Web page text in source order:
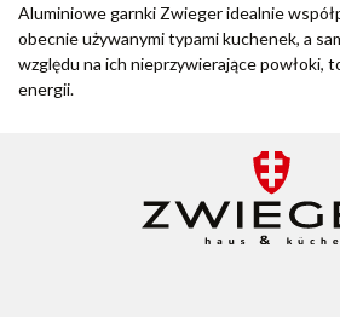
Aluminiowe garnki Zwieger idealnie
obecnie używanymi typami kuchenek, a
względu na ich nieprzywierające powłoki,
energii.